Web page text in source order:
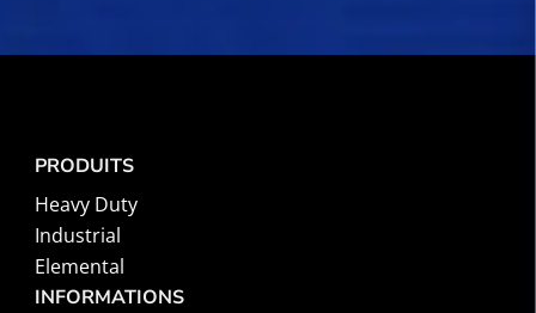
PRODUITS
Heavy Duty
Industrial
Elemental
INFORMATIONS